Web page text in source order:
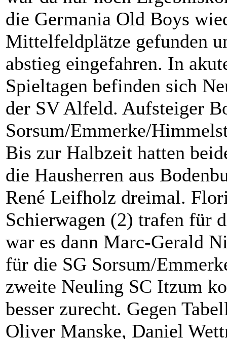
die Germania Old Boys
Mittelfeldplätze gefunden
abstieg eingefahren. In
Spieltagen befinden sich
der SV Alfeld. Aufsteiger
Sorsum/Emmerke/
Bis zur Halbzeit hatten
die Hausherren aus
René Leifholz dreimal.
Schierwagen (2) trafen für
war es dann Marc-Gerald
für die SG Sorsum/
zweite Neuling SC Itzum
besser zurecht. Gegen
Oliver Manske, Daniel